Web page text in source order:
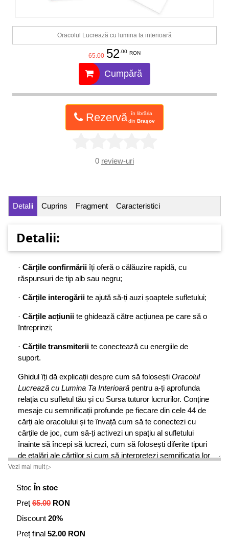
Oracolul Lucrează cu lumina ta interioară
65.00 52.00 RON
Cumpără
Rezervă
în librăria
din Brașov
0 review-uri
Detalii Cuprins Fragment Caracteristici
Detalii:
· Cărțile confirmăriiîți oferă o călăuzire rapidă, cu
răspunsuri de tip alb sau negru;
· Cărțile interogării te ajută să-ți auzi șoaptele sufletului;
· Cărțile acțiunii te ghidează către acțiunea pe care să o
întreprinzi;
· Cărțile transmiterii te conectează cu energiile de
suport.
Ghidul îți dă explicații despre cum să folosești Oracolul
Lucrează cu Lumina Ta Interioară pentru a-ți aprofunda
relația cu sufletul tău și cu Sursa tuturor lucrurilor. Conține
mesaje cu semnificații profunde pe fiecare din cele 44 de
cărți ale oracolului și te învață cum să te conectezi cu
cărțile de joc, cum să-ți activezi un spațiu al sufletului
înainte să începi să lucrezi, cum să folosești diferite tipuri
de etalări ale cărților și cum să interpretezi semnificația lor
pentru alte persoane.
Atunci când lucrezi cu cărțile-oracol, vei descoperi că
puternică, iar tu ajungi să poți accepta pe deplin persoana
care ești și lucrarea pe care ai venit să o faci aici.
Campbell Rebeccaeste o învățătoare spirituală renumită.
Vezi mai mult ▷
Stoc În stoc
Preț 65.00 RON
Discount 20%
Preț final 52.00 RON